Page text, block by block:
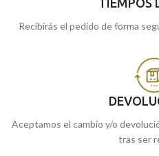
Recibirás el pedido de forma
Aceptamos el cambio y/o
tras ser